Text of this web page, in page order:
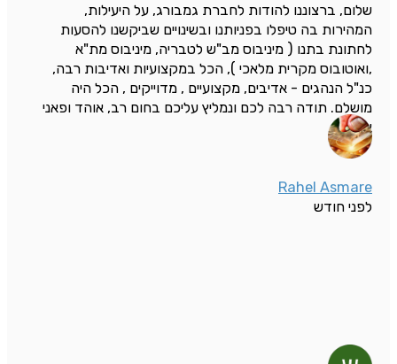
שלום, ברצוננו להודות לחברת גמבורג, על היעילות,
המהירות בה טיפלו בפניותנו ובשינויים שביקשנו להסעות
לחתונת בתנו ( מיניבוס מב"ש לטבריה, מיניבוס מת"א
,ואוטובוס מקרית מלאכי ), הכל במקצועיות ואדיבות רבה,
כנ"ל הנהגים - אדיבים, מקצועיים , מדוייקים , הכל היה
מושלם. תודה רבה לכם ונמליץ עליכם בחום רב, אוהד ופאני
אונגר
Rahel Asmare
לפני חודש